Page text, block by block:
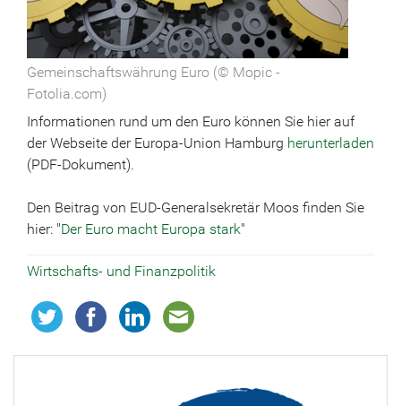
Gemeinschaftswährung Euro (© Mopic -
Fotolia.com)
Informationen rund um den Euro können Sie hier auf
der Webseite der Europa-Union Hamburg herunterladen
(PDF-Dokument).
Den Beitrag von EUD-Generalsekretär Moos finden Sie
hier: "Der Euro macht Europa stark"
Wirtschafts- und Finanzpolitik